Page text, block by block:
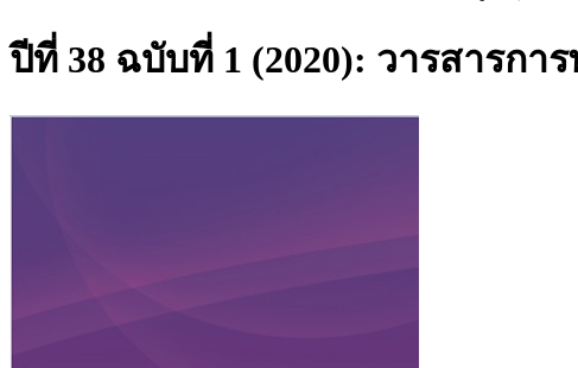
ปีที่ 38 ฉบับที่ 1 (2020): วารสารก